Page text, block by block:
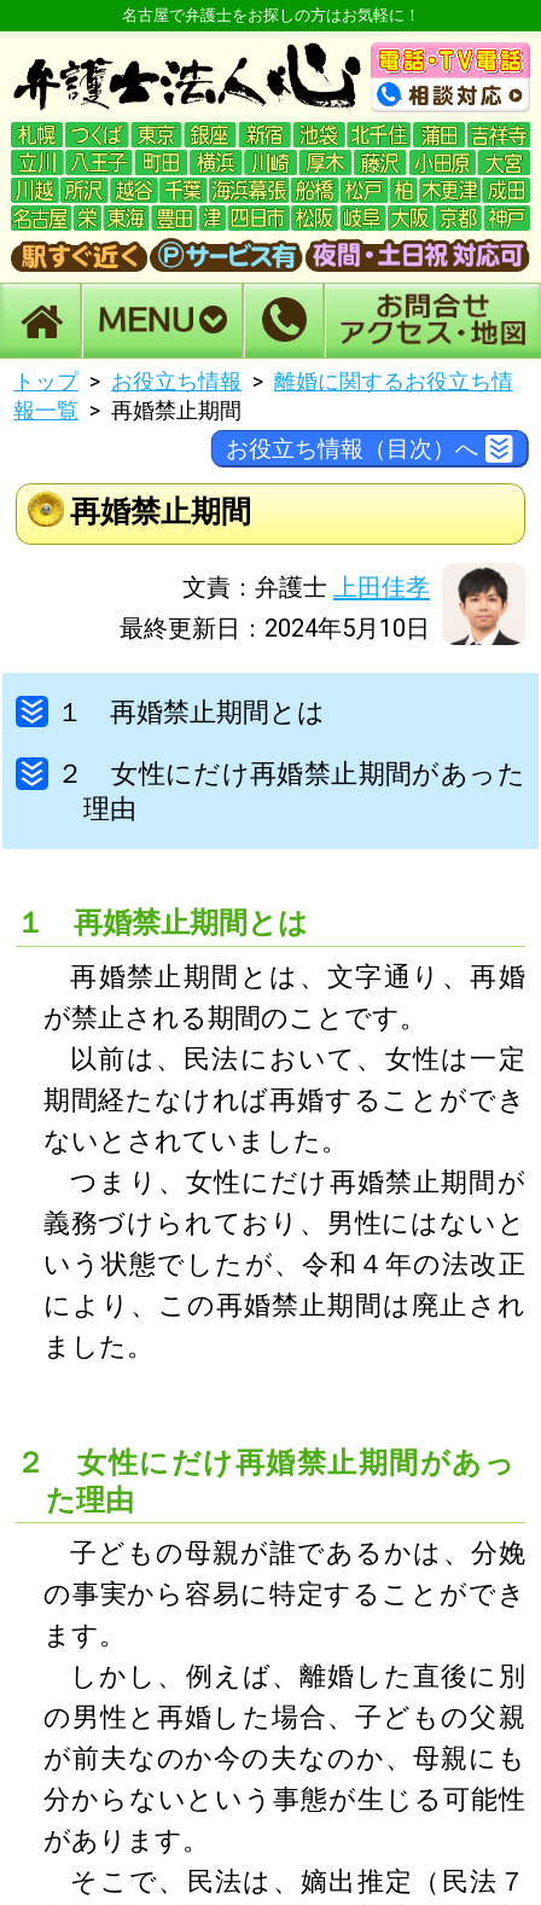
名古屋で弁護士をお探しの方はお気軽に！
トップ お役立ち情報
離婚に関するお役立ち情
報一覧
再婚禁止期間
お役立ち情報（目次）へ
再婚禁止期間
文責：弁護士 上田佳孝
最終更新日：2024年5月10日
１ 再婚禁止期間とは
２ 女性にだけ再婚禁止期間があった
理由
１ 再婚禁止期間とは
再婚禁止期間とは、文字通り、再婚
が禁止される期間のことです。
以前は、民法において、女性は一定
期間経たなければ再婚することができ
ないとされていました。
つまり、女性にだけ再婚禁止期間が
義務づけられており、男性にはないと
いう状態でしたが、令和４年の法改正
により、この再婚禁止期間は廃止され
ました。
２ 女性にだけ再婚禁止期間があっ
た理由
子どもの母親が誰であるかは、分娩
の事実から容易に特定することができ
ます。
しかし、例えば、離婚した直後に別
の男性と再婚した場合、子どもの父親
が前夫なのか今の夫なのか、母親にも
分からないという事態が生じる可能性
があります。
そこで、民法は、嫡出推定（民法７